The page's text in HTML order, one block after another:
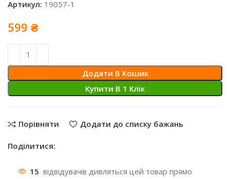
Артикул: 19057-1
599 ₴
Додати В Кошик
Купити В 1 Клiк
Порівняти Додати до списку бажань
Поділитися:
15 відвідувачів дивляться цей товар прямо